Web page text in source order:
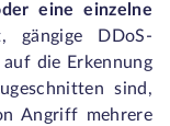
eine einzelne
gängige DDoS-
auf die Erkennung
sind,
Angriff mehrere